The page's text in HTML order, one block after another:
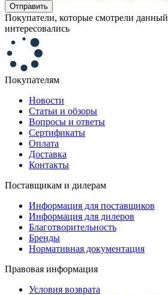
Отправить
Покупатели, которые смотрели
интересовались
Покупателям
Новости
Статьи и обзоры
Вопросы и ответы
Сертификаты
Оплата
Доставка
Контакты
Поставщикам и дилерам
Информация для поставщиков
Информация для дилеров
Благотворительность
Бренды
Нормативная документация
Правовая информация
Условия возврата